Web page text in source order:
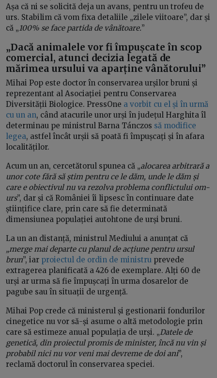
Așa că ni se solicită deja un avans, pentru un trofeu de
urs. Stabilim că vom fixa detaliile „zilele viitoare”, dar și
că „ 100% se face partida de vânătoare.”
„Dacă animalele vor fi împușcate în scop
comercial, atunci decizia legată de
mărimea ursului va aparține vânătorului”
Mihai Pop este doctor în conservarea urșilor bruni și
reprezentant al Asociației pentru Conservarea
Diversității Biologice. PressOne a vorbit cu el și în urmă
cu un an, când atacurile unor urși în județul Harghita îl
determinau pe ministrul Barna Tánczos să modifice
legea, astfel încât urșii să poată fi împușcați și în afara
localităților.
Acum un an, cercetătorul spunea că „alocarea arbitrară a
unor cote fără să știm pentru ce le dăm, unde le dăm și
care e obiectivul nu va rezolva problema conflictului om-
urs”, dar și că României îi lipsesc în continuare date
științifice clare, prin care să fie determinată
dimensiunea populației autohtone de urși bruni.
La un an distanță, ministrul Mediului a anunțat că
„merge mai departe cu planul de acțiune pentru ursul
brun”, iar proiectul de ordin de ministru prevede
extragerea planificată a 426 de exemplare. Alți 60 de
urși ar urma să fie împușcați în urma dosarelor de
pagube sau în situații de urgență.
Mihai Pop crede că ministerul și gestionarii fondurilor
cinegetice nu vor să-și asume o altă metodologie prin
care să estimeze anual populația de urși. „Datele de
genetică, din proiectul promis de minister, încă nu vin și
probabil nici nu vor veni mai devreme de doi ani”,
reclamă doctorul în conservarea speciei.